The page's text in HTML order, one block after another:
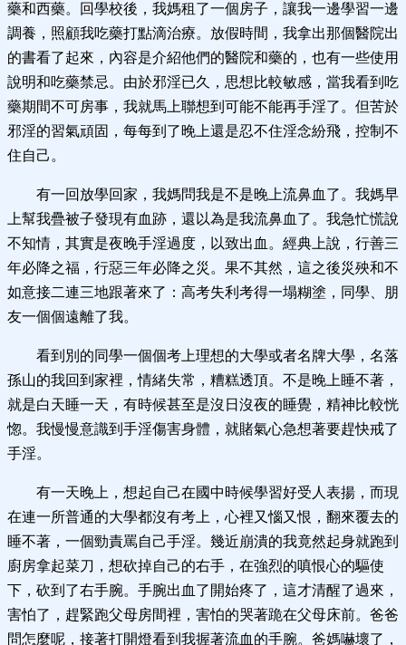
藥和西藥。回學校後，我媽租了一個房子，讓我一邊學習一邊
調養，照顧我吃藥打點滴治療。放假時間，我拿出那個醫院出
的書看了起來，內容是介紹他們的醫院和藥的，也有一些使用
說明和吃藥禁忌。由於邪淫已久，思想比較敏感，當我看到吃
藥期間不可房事，我就馬上聯想到可能不能再手淫了。但苦於
邪淫的習氣頑固，每每到了晚上還是忍不住淫念紛飛，控制不
住自己。
有一回放學回家，我媽問我是不是晚上流鼻血了。我媽早
上幫我疊被子發現有血跡，還以為是我流鼻血了。我急忙慌說
不知情，其實是夜晚手淫過度，以致出血。經典上說，行善三
年必降之福，行惡三年必降之災。果不其然，這之後災殃和不
如意接二連三地跟著來了：高考失利考得一塌糊塗，同學、朋
友一個個遠離了我。
看到別的同學一個個考上理想的大學或者名牌大學，名落
孫山的我回到家裡，情緒失常，糟糕透頂。不是晚上睡不著，
就是白天睡一天，有時候甚至是沒日沒夜的睡覺，精神比較恍
惚。我慢慢意識到手淫傷害身體，就賭氣心急想著要趕快戒了
手淫。
有一天晚上，想起自己在國中時候學習好受人表揚，而現
在連一所普通的大學都沒有考上，心裡又惱又恨，翻來覆去的
睡不著，一個勁責罵自己手淫。幾近崩潰的我竟然起身就跑到
廚房拿起菜刀，想砍掉自己的右手，在強烈的嗔恨心的驅使
下，砍到了右手腕。手腕出血了開始疼了，這才清醒了過來，
害怕了，趕緊跑父母房間裡，害怕的哭著跪在父母床前。爸爸
問怎麼呢，接著打開燈看到我握著流血的手腕。爸媽嚇壞了，